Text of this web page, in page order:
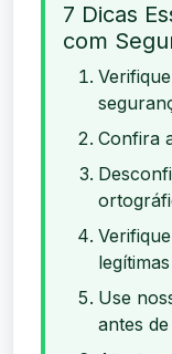
7 Dicas
com
Confira
legítimas
Use
antes